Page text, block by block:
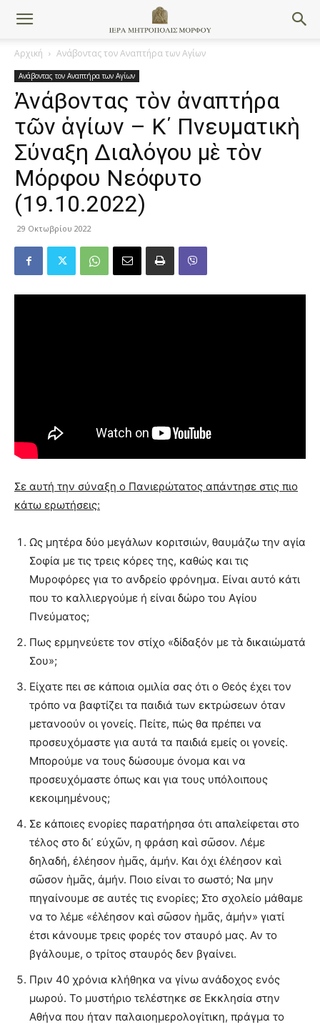
Αρχική Ανάβοντας τον Αναπτήρα των Αγίων
Ανάβοντας τον Αναπτήρα των Αγίων
Ἀνάβοντας τὸν ἀναπτήρα
τῶν ἁγίων – Κ΄ Πνευματικὴ
Σύναξη Διαλόγου μὲ τὸν
Μόρφου Νεόφυτo
(19.10.2022)
29 Οκτωβρίου 2022
Σε αυτή την σύναξη ο Πανιερώτατος απάντησε στις πιο
κάτω ερωτήσεις:
Ως μητέρα δύο μεγάλων κοριτσιών, θαυμάζω την αγία
Σοφία με τις τρεις κόρες της, καθώς και τις
Μυροφόρες για το ανδρείο φρόνημα. Είναι αυτό κάτι
που το καλλιεργούμε ή είναι δώρο του Αγίου
Πνεύματος;
Πως ερμηνεύετε τον στίχο «δίδαξόν με τὰ δικαιώματά
Σου»;
Eίχατε πει σε κάποια ομιλία σας ότι ο Θεός έχει τον
τρόπο να βαφτίζει τα παιδιά των εκτρώσεων όταν
μετανοούν οι γονείς. Πείτε, πώς θα πρέπει να
προσευχόμαστε για αυτά τα παιδιά εμείς οι γονείς.
Μπορούμε να τους δώσουμε όνομα και να
προσευχόμαστε όπως και για τους υπόλοιπους
κεκοιμημένους;
Σε κάποιες ενορίες παρατήρησα ότι απαλείφεται στο
τέλος στο δι᾿ εὐχῶν, η φράση καὶ σῶσον. Λέμε
δηλαδή, ἐλέησον ἡμᾶς, ἀμήν. Και όχι ἐλέησον καὶ
σῶσον ἡμᾶς, ἀμήν. Ποιο είναι το σωστό; Να μην
πηγαίνουμε σε αυτές τις ενορίες; Στο σχολείο μάθαμε
να το λέμε «ἐλέησον καὶ σῶσον ἡμᾶς, ἀμήν» γιατί
έτσι κάνουμε τρεις φορές τον σταυρό μας. Αν το
βγάλουμε, ο τρίτος σταυρός δεν βγαίνει.
Πριν 40 χρόνια κλήθηκα να γίνω ανάδοχος ενός
μωρού. Το μυστήριο τελέστηκε σε Εκκλησία στην
Αθήνα που ήταν παλαιοημερολογίτικη, πράγμα το